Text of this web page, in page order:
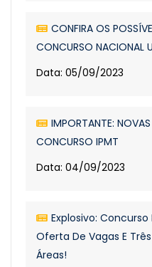
CONFIRA OS
CONCURSO NACIONAL
Data: 05/09/2023
IMPORTANTE:
CONCURSO IPMT
Data: 04/09/2023
Explosivo:
Oferta De Vagas E
Áreas!